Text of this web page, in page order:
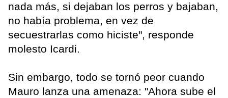
nada más, si dejaban los perros y bajaban,
no había problema, en vez de
secuestrarlas como hiciste", responde
molesto Icardi.
Sin embargo, todo se tornó peor cuando
Mauro lanza una amenaza: "Ahora sube el